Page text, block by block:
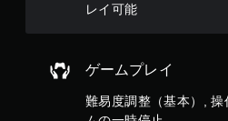
レイ可能
ン
ロ
ル
ゲームプレイ
難易度調整（基本）,